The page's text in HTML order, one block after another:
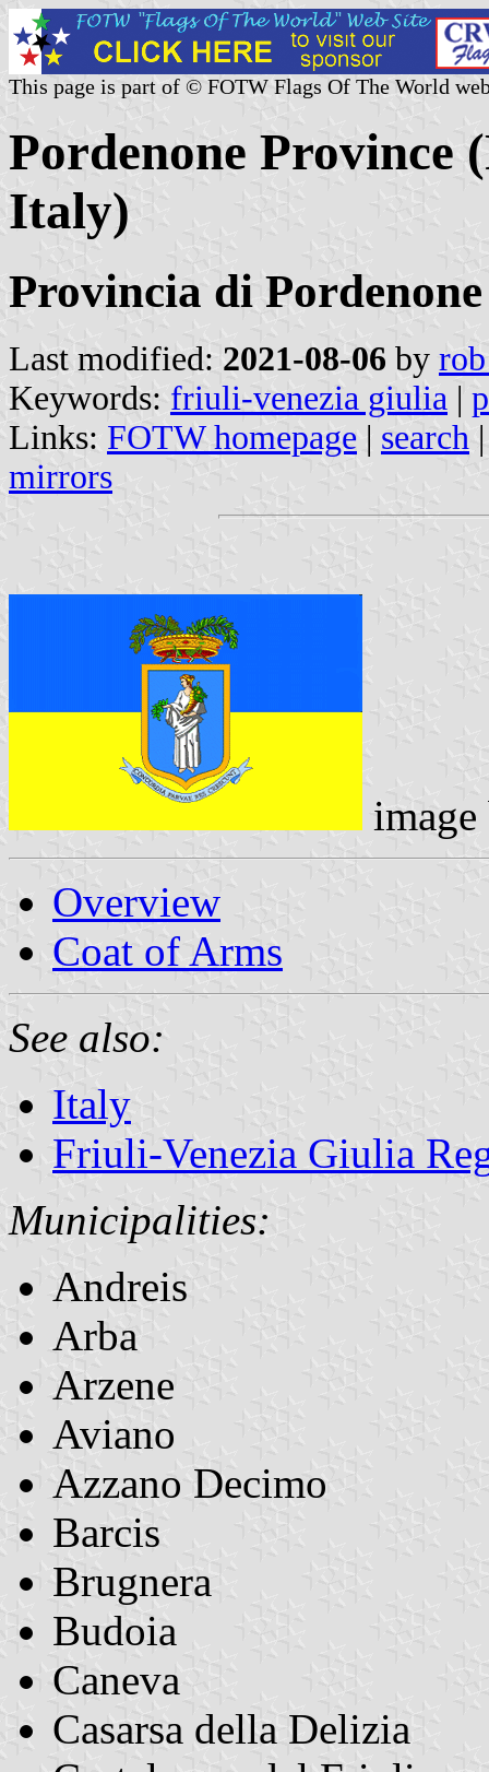
This page is part of © FOTW Flags Of The World
Pordenone Province
Italy)
Provincia di Pordenone
Last modified: 2021-08-06 by
Keywords: friuli-venezia giulia |
Links: FOTW homepage | search
mirrors
Overview
Coat of Arms
See also:
Italy
Friuli-Venezia Giulia
Municipalities:
Andreis
Arba
Arzene
Aviano
Azzano Decimo
Barcis
Brugnera
Budoia
Caneva
Casarsa della Delizia